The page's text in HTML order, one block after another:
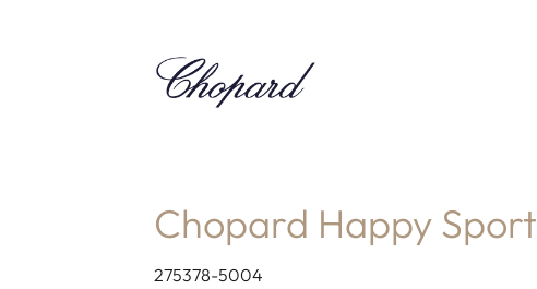
Chopard Happy Sport
275378-5004